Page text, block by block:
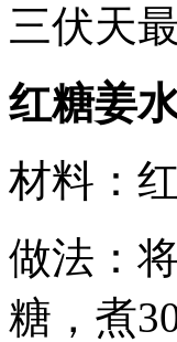
三伏天
红糖姜
材料：
做法：
糖，煮